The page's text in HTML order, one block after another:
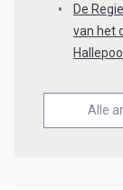
De
van het
Alle